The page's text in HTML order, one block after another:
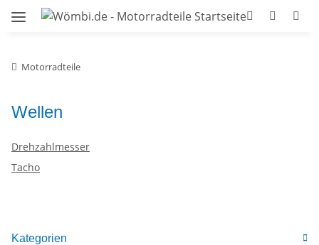
Motorradteile
Wellen
Drehzahlmesser
Tacho
Kategorien